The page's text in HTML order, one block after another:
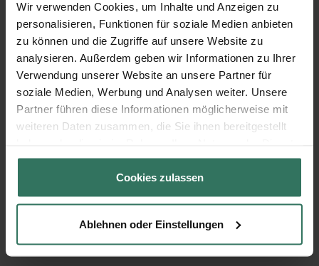
Wir verwenden Cookies, um Inhalte und Anzeigen zu
personalisieren, Funktionen für soziale Medien anbieten
zu können und die Zugriffe auf unsere Website zu
analysieren. Außerdem geben wir Informationen zu Ihrer
Verwendung unserer Website an unsere Partner für
soziale Medien, Werbung und Analysen weiter. Unsere
Partner führen diese Informationen möglicherweise mit
weiteren Daten zusammen, die Sie ihnen bereitgestellt
gesammelt haben.
Cookies zulassen
Ablehnen oder Einstellungen
Kölner Str. 54
42897 Remscheid
Max Henning Bestattungsfachgeschäft Inh.
Vieringhausen 71
42857 Remscheid